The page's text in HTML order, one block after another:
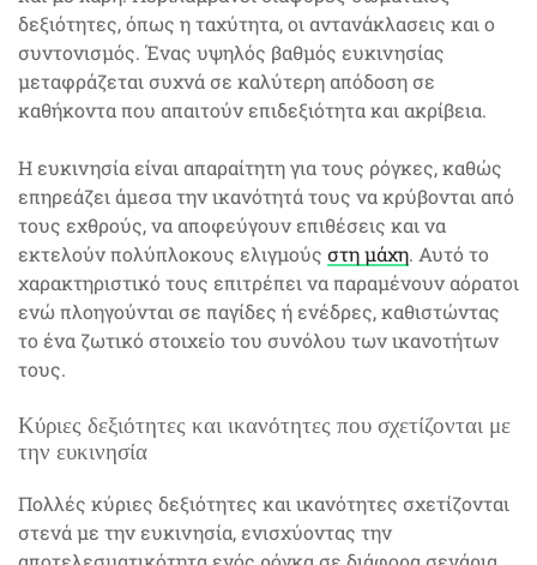
δεξιότητες, όπως η ταχύτητα, οι αντανάκλασεις και ο
συντονισμός. Ένας υψηλός βαθμός ευκινησίας
μεταφράζεται συχνά σε καλύτερη απόδοση σε
καθήκοντα που απαιτούν επιδεξιότητα και ακρίβεια.
Η ευκινησία είναι απαραίτητη για τους ρόγκες, καθώς
επηρεάζει άμεσα την ικανότητά τους να κρύβονται από
τους εχθρούς, να αποφεύγουν επιθέσεις και να
εκτελούν πολύπλοκους ελιγμούς στη μάχη. Αυτό το
χαρακτηριστικό τους επιτρέπει να παραμένουν αόρατοι
ενώ πλοηγούνται σε παγίδες ή ενέδρες, καθιστώντας
το ένα ζωτικό στοιχείο του συνόλου των ικανοτήτων
τους.
Κύριες δεξιότητες και ικανότητες που σχετίζονται με
την ευκινησία
Πολλές κύριες δεξιότητες και ικανότητες σχετίζονται
στενά με την ευκινησία, ενισχύοντας την